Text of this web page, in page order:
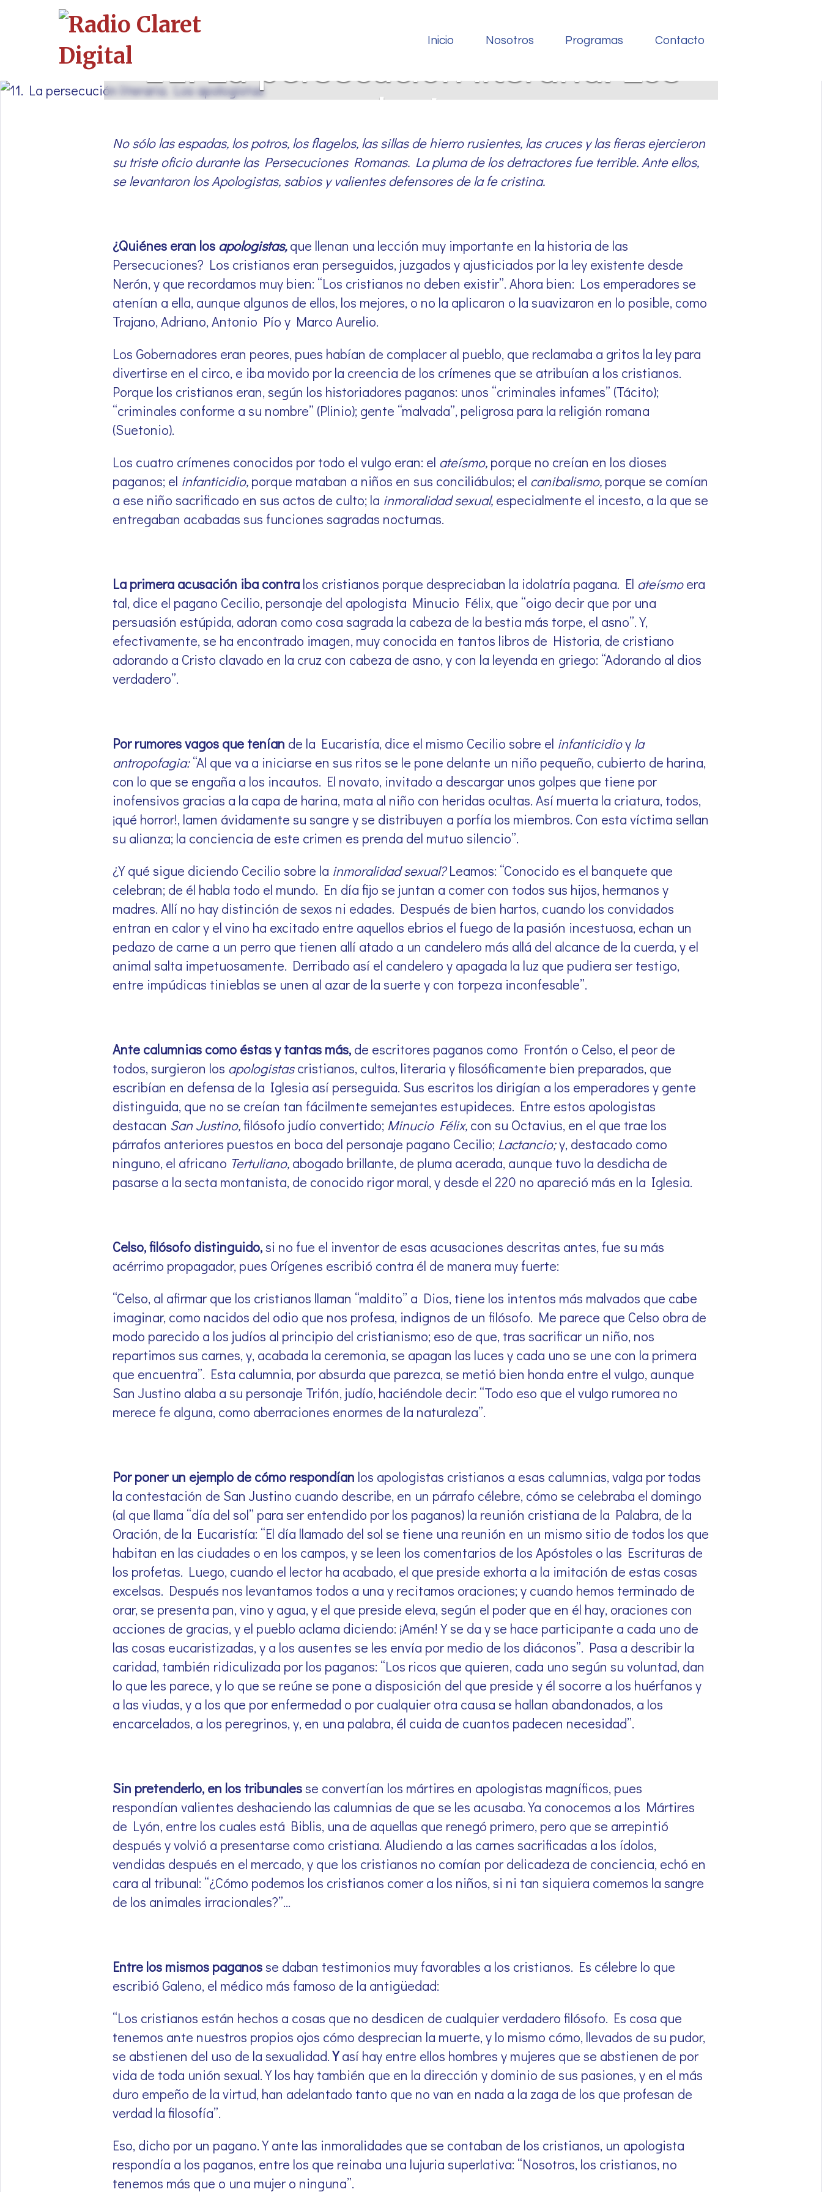
Inicio Nosotros Programas Contacto
11. La persecución literaria. Los
apologistas
No sólo las espadas, los potros, los flagelos, las sillas de hierro rusientes, las cruces y las fieras ejercieron
su triste oficio durante las Persecuciones Romanas. La pluma de los detractores fue terrible. Ante ellos,
se levantaron los Apologistas, sabios y valientes defensores de la fe cristina.
¿Quiénes eran los apologistas,que llenan una lección muy importante en la historia de las
Persecuciones? Los cristianos eran perseguidos, juzgados y ajusticiados por la ley existente desde
Nerón, y que recordamos muy bien: “Los cristianos no deben existir”. Ahora bien: Los emperadores se
atenían a ella, aunque algunos de ellos, los mejores, o no la aplicaron o la suavizaron en lo posible, como
Trajano, Adriano, Antonio Pío y Marco Aurelio.
Los Gobernadores eran peores, pues habían de complacer al pueblo, que reclamaba a gritos la ley para
divertirse en el circo, e iba movido por la creencia de los crímenes que se atribuían a los cristianos.
Porque los cristianos eran, según los historiadores paganos: unos “criminales infames” (Tácito);
“criminales conforme a su nombre” (Plinio); gente “malvada”, peligrosa para la religión romana
(Suetonio).
Los cuatro crímenes conocidos por todo el vulgo eran: el ateísmo, porque no creían en los dioses
paganos; el infanticidio, porque mataban a niños en sus conciliábulos; el canibalismo, porque se comían
a ese niño sacrificado en sus actos de culto; la inmoralidad sexual, especialmente el incesto, a la que se
entregaban acabadas sus funciones sagradas nocturnas.
La primera acusación iba contra los cristianos porque despreciaban la idolatría pagana. El ateísmoera
tal, dice el pagano Cecilio, personaje del apologista Minucio Félix, que “oigo decir que por una
persuasión estúpida, adoran como cosa sagrada la cabeza de la bestia más torpe, el asno”. Y,
efectivamente, se ha encontrado imagen, muy conocida en tantos libros de Historia, de cristiano
adorando a Cristo clavado en la cruz con cabeza de asno, y con la leyenda en griego: “Adorando al dios
verdadero”.
Por rumores vagos que tenían de la Eucaristía, dice el mismo Cecilio sobre el infanticidioy la
antropofagia:“Al que va a iniciarse en sus ritos se le pone delante un niño pequeño, cubierto de harina,
con lo que se engaña a los incautos. El novato, invitado a descargar unos golpes que tiene por
inofensivos gracias a la capa de harina, mata al niño con heridas ocultas. Así muerta la criatura, todos,
¡qué horror!, lamen ávidamente su sangre y se distribuyen a porfía los miembros. Con esta víctima sellan
su alianza; la conciencia de este crimen es prenda del mutuo silencio”.
¿Y qué sigue diciendo Cecilio sobre la inmoralidad sexual?Leamos: “Conocido es el banquete que
celebran; de él habla todo el mundo. En día fijo se juntan a comer con todos sus hijos, hermanos y
madres. Allí no hay distinción de sexos ni edades. Después de bien hartos, cuando los convidados
entran en calor y el vino ha excitado entre aquellos ebrios el fuego de la pasión incestuosa, echan un
pedazo de carne a un perro que tienen allí atado a un candelero más allá del alcance de la cuerda, y el
animal salta impetuosamente. Derribado así el candelero y apagada la luz que pudiera ser testigo,
entre impúdicas tinieblas se unen al azar de la suerte y con torpeza inconfesable”.
Ante calumnias como éstas y tantas más,de escritores paganos como Frontón o Celso, el peor de
todos, surgieron los apologistascristianos, cultos, literaria y filosóficamente bien preparados, que
escribían en defensa de la Iglesia así perseguida. Sus escritos los dirigían a los emperadores y gente
distinguida, que no se creían tan fácilmente semejantes estupideces. Entre estos apologistas
destacan San Justino,filósofo judío convertido; Minucio Félix, con su Octavius, en el que trae los
párrafos anteriores puestos en boca del personaje pagano Cecilio; Lactancio;y, destacado como
ninguno, el africano Tertuliano, abogado brillante, de pluma acerada, aunque tuvo la desdicha de
pasarse a la secta montanista, de conocido rigor moral, y desde el 220 no apareció más en la Iglesia.
Celso,filósofo distinguido,si no fue el inventor de esas acusaciones descritas antes, fue su más
acérrimo propagador, pues Orígenes escribió contra él de manera muy fuerte:
“Celso, al afirmar que los cristianos llaman “maldito” a Dios, tiene los intentos más malvados que cabe
imaginar, como nacidos del odio que nos profesa, indignos de un filósofo. Me parece que Celso obra de
modo parecido a los judíos al principio del cristianismo; eso de que, tras sacrificar un niño, nos
repartimos sus carnes, y, acabada la ceremonia, se apagan las luces y cada uno se une con la primera
que encuentra”. Esta calumnia, por absurda que parezca, se metió bien honda entre el vulgo, aunque
San Justino alaba a su personaje Trifón, judío, haciéndole decir: “Todo eso que el vulgo rumorea no
merece fe alguna, como aberraciones enormes de la naturaleza”.
Por poner un ejemplo de cómo respondían los apologistas cristianos a esas calumnias, valga por todas
la contestación de San Justino cuando describe, en un párrafo célebre, cómo se celebraba el domingo
(al que llama “día del sol” para ser entendido por los paganos) la reunión cristiana de la Palabra, de la
Oración, de la Eucaristía: “El día llamado del sol se tiene una reunión en un mismo sitio de todos los que
habitan en las ciudades o en los campos, y se leen los comentarios de los Apóstoles o las Escrituras de
los profetas. Luego, cuando el lector ha acabado, el que preside exhorta a la imitación de estas cosas
excelsas. Después nos levantamos todos a una y recitamos oraciones; y cuando hemos terminado de
orar, se presenta pan, vino y agua, y el que preside eleva, según el poder que en él hay, oraciones con
acciones de gracias, y el pueblo aclama diciendo: ¡Amén! Y se da y se hace participante a cada uno de
las cosas eucaristizadas, y a los ausentes se les envía por medio de los diáconos”. Pasa a describir la
caridad, también ridiculizada por los paganos: “Los ricos que quieren, cada uno según su voluntad, dan
lo que les parece, y lo que se reúne se pone a disposición del que preside y él socorre a los huérfanos y
a las viudas, y a los que por enfermedad o por cualquier otra causa se hallan abandonados, a los
encarcelados, a los peregrinos, y, en una palabra, él cuida de cuantos padecen necesidad”.
Sin pretenderlo, en los tribunalesse convertían los mártires en apologistas magníficos, pues
respondían valientes deshaciendo las calumnias de que se les acusaba. Ya conocemos a los Mártires
de Lyón, entre los cuales está Biblis, una de aquellas que renegó primero, pero que se arrepintió
después y volvió a presentarse como cristiana. Aludiendo a las carnes sacrificadas a los ídolos,
vendidas después en el mercado, y que los cristianos no comían por delicadeza de conciencia, echó en
cara al tribunal: “¿Cómo podemos los cristianos comer a los niños, si ni tan siquiera comemos la sangre
de los animales irracionales?”…
Entre los mismos paganosse daban testimonios muy favorables a los cristianos. Es célebre lo que
escribió Galeno, el médico más famoso de la antigüedad:
“Los cristianos están hechos a cosas que no desdicen de cualquier verdadero filósofo. Es cosa que
tenemos ante nuestros propios ojos cómo desprecian la muerte, y lo mismo cómo, llevados de su pudor,
se abstienen del uso de la sexualidad.Yasí hay entre ellos hombres y mujeres que se abstienen de por
vida de toda unión sexual. Y los hay también que en la dirección y dominio de sus pasiones, y en el más
duro empeño de la virtud, han adelantado tanto que no van en nada a la zaga de los que profesan de
verdad la filosofía”.
Eso, dicho por un pagano. Y ante las inmoralidades que se contaban de los cristianos, un apologista
respondía a los paganos, entre los que reinaba una lujuria superlativa: “Nosotros, los cristianos, no
tenemos más que o una mujer o ninguna”.